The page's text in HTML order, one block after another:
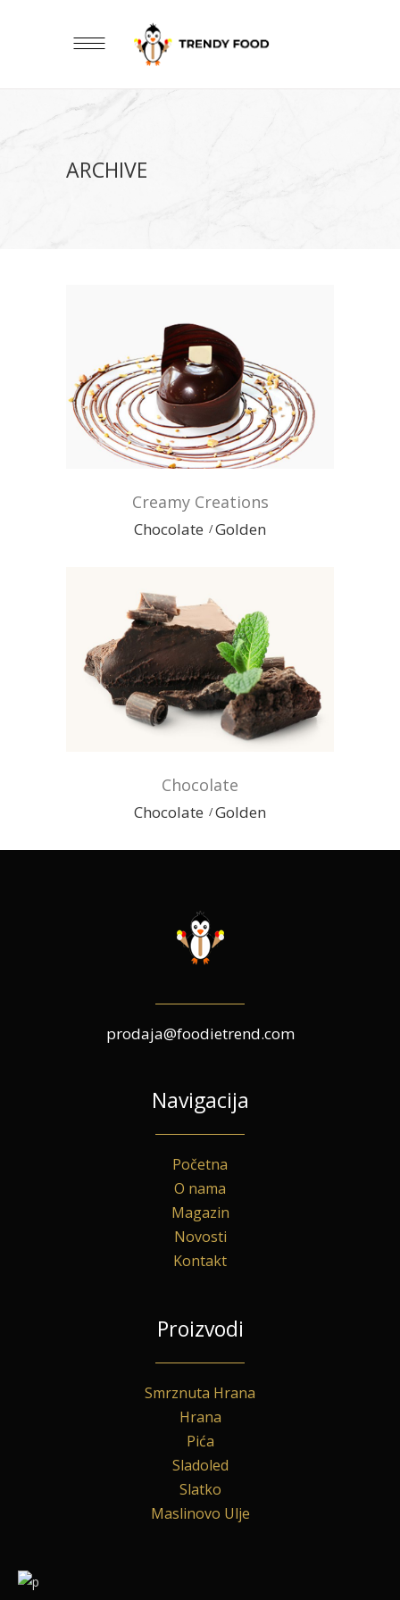
ARCHIVE
Creamy Creations
Chocolate Golden
Chocolate
Chocolate Golden
prodaja@foodietrend.com
Navigacija
Početna
O nama
Magazin
Novosti
Kontakt
Proizvodi
Smrznuta Hrana
Hrana
Pića
Sladoled
Slatko
Maslinovo Ulje